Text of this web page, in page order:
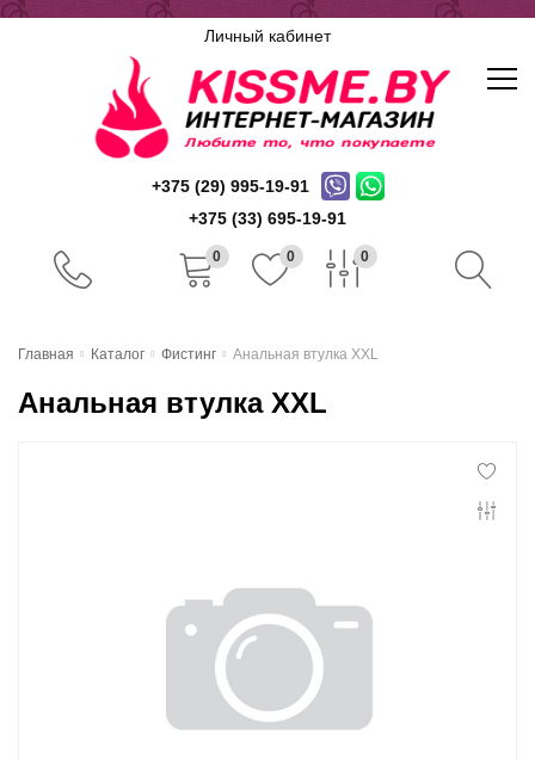
Личный кабинет
+375 (29) 995-19-91
+375 (33) 695-19-91
0 0 0
Каталог
Гарантии и возврат
Беспроцентная рассрочка
Главная Каталог Фистинг Анальная втулка XXL
Анальная втулка XXL